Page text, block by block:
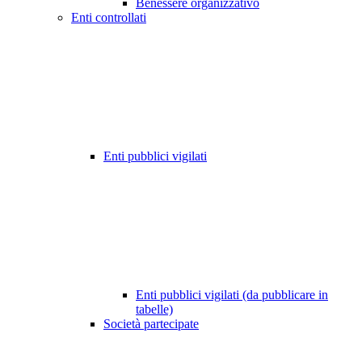
Benessere organizzativo
Enti controllati
Enti pubblici vigilati
Enti pubblici vigilati (da pubblicare in
tabelle)
Società partecipate